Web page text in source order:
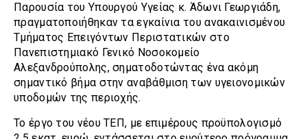
Παρουσία του Υπουργού Υγείας κ. Άδωνι Γεωργιάδη,
πραγματοποιήθηκαν τα εγκαίνια του ανακαινισμένου
Τμήματος Επειγόντων Περιστατικών στο
Πανεπιστημιακό Γενικό Νοσοκομείο
Αλεξανδρούπολης, σηματοδοτώντας ένα ακόμη
σημαντικό βήμα στην αναβάθμιση των υγειονομικών
υποδομών της περιοχής.
Το έργο του νέου ΤΕΠ, με επιμέρους προϋπολογισμό